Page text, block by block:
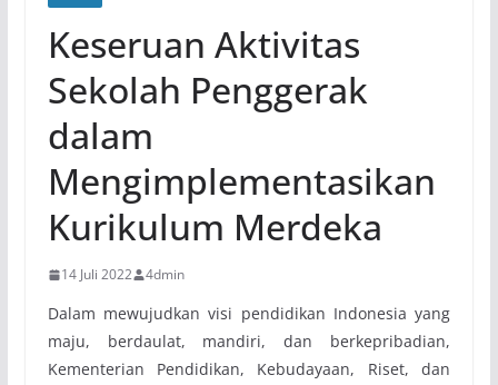
Keseruan Aktivitas
Sekolah Penggerak
dalam
Mengimplementasikan
Kurikulum Merdeka
14 Juli 2022 4dmin
Dalam mewujudkan visi pendidikan Indonesia yang
maju, berdaulat, mandiri, dan berkepribadian,
Kementerian Pendidikan, Kebudayaan, Riset, dan